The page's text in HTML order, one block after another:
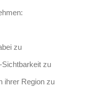
zu
Sichtbarkeit zu
ihrer Region zu